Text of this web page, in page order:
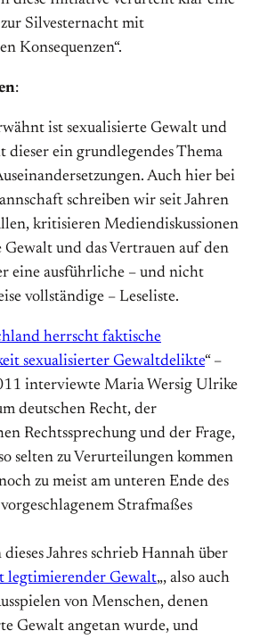
Silvesternacht mit
Konsequenzen“.
:
ist sexualisierte Gewalt und
dieser ein grundlegendes Thema
Auch hier bei
schreiben wir seit Jahren
kritisieren Mediendiskussionen
Gewalt und das Vertrauen auf den
eine ausführliche – und nicht
vollständige – Leseliste.
herrscht faktische
sexualisierter Gewaltdelikte“ –
interviewte Maria Wersig Ulrike
deutschen Recht, der
Rechtssprechung und der Frage,
selten zu Verurteilungen kommen
zu meist am unteren Ende des
Strafmaßes
Jahres schrieb Hannah über
legtimierender Gewalt„, also auch
von Menschen, denen
Gewalt angetan wurde, und